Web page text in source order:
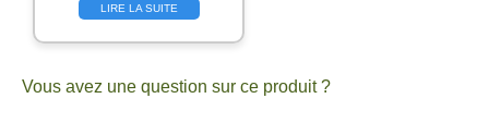
LIRE LA SUITE
Vous avez une question sur ce produit ?